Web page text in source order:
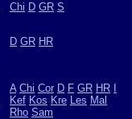
Chi D GR S
D GR HR
A Chi Cor D F GR HR
Kef Kos Kre Les Mal
Rho Sam